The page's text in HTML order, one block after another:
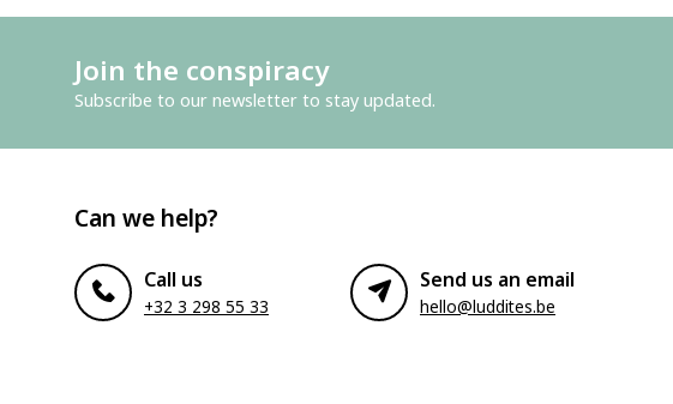
Join the conspiracy
Subscribe to our newsletter to stay updated.
Can we help?
Call us
+32 3 298 55 33
Send us an email
hello@luddites.be